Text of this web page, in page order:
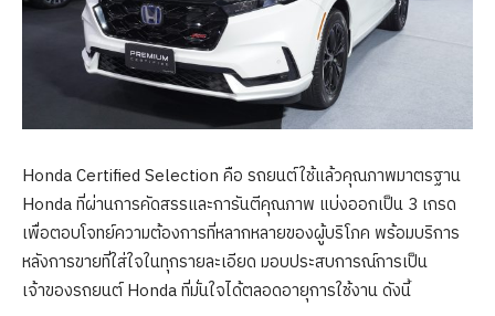
Honda Certified Selection คือ รถยนต์ใช้แล้วคุณภาพมาตรฐาน
Honda ที่ผ่านการคัดสรรและการันตีคุณภาพ แบ่งออกเป็น 3 เกรด
เพื่อตอบโจทย์ความต้องการที่หลากหลายของผู้บริโภค พร้อมบริการ
หลังการขายที่ใส่ใจในทุกรายละเอียด มอบประสบการณ์การเป็น
เจ้าของรถยนต์ Honda ที่มั่นใจได้ตลอดอายุการใช้งาน ดังนี้